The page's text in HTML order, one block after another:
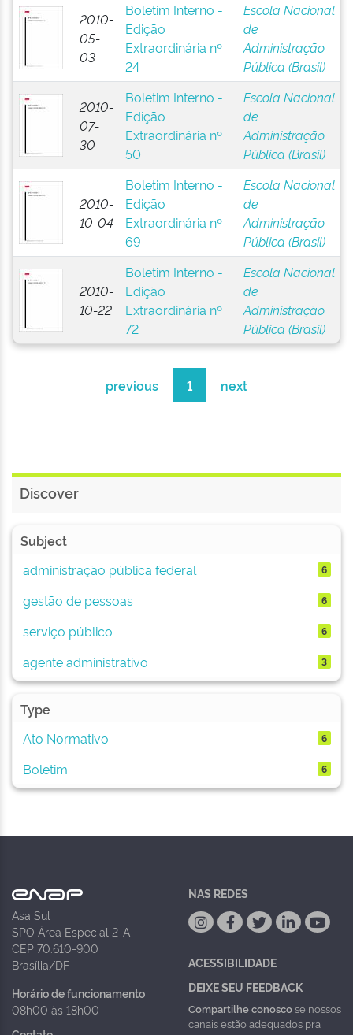
2010-
05-
03
Boletim Interno -
Edição
Extraordinária nº
24
Escola Nacional
de
Administração
Pública (Brasil)
2010-
07-
30
Boletim Interno -
Edição
Extraordinária nº
50
Escola Nacional
de
Administração
Pública (Brasil)
2010-
10-04
Boletim Interno -
Edição
Extraordinária nº
69
Escola Nacional
de
Administração
Pública (Brasil)
2010-
10-22
Boletim Interno -
Edição
Extraordinária nº
72
Escola Nacional
de
Administração
Pública (Brasil)
previous 1 next
Discover
Subject
administração pública federal
6
gestão de pessoas 6
serviço público 6
agente administrativo 3
Type
Ato Normativo
6
Boletim 6
Asa Sul
SPO Área Especial 2-A
CEP 70.610-900
Brasília/DF
Horário de funcionamento
08h00 às 18h00
NAS REDES
ACESSIBILIDADE
DEIXE SEU FEEDBACK
Compartilhe conoscose nossos
canais estão adequados pra